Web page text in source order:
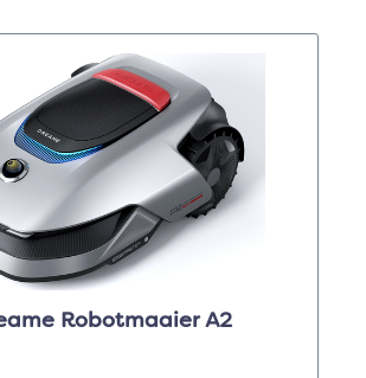
Robotmaaier A2